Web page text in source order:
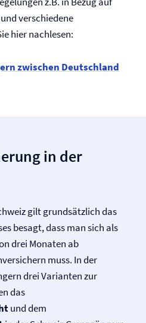
verschiedene
hier nachlesen:
zwischen Deutschland
in der
gilt grundsätzlich das
besagt, dass man sich als
drei Monaten ab
muss. In der
drei Varianten zur
das
und dem